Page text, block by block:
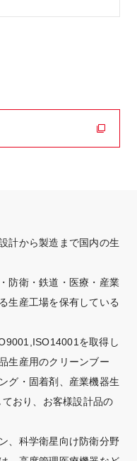
計から製造まで国内の生
防衛・鉄道・医療・産業
生産工場を保有している
を取得し
生産用のクリーンブー
グ・固着剤、産業機器生
おり、お客様設計品の
、科学衛星向け防衛分野